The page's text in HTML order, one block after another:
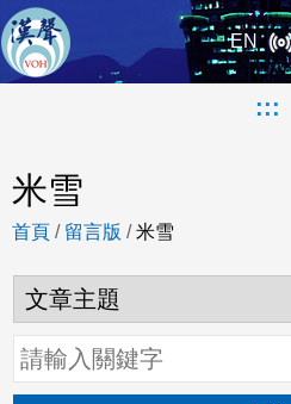
EN
:::
米雪
首頁 / 留言版 /米雪